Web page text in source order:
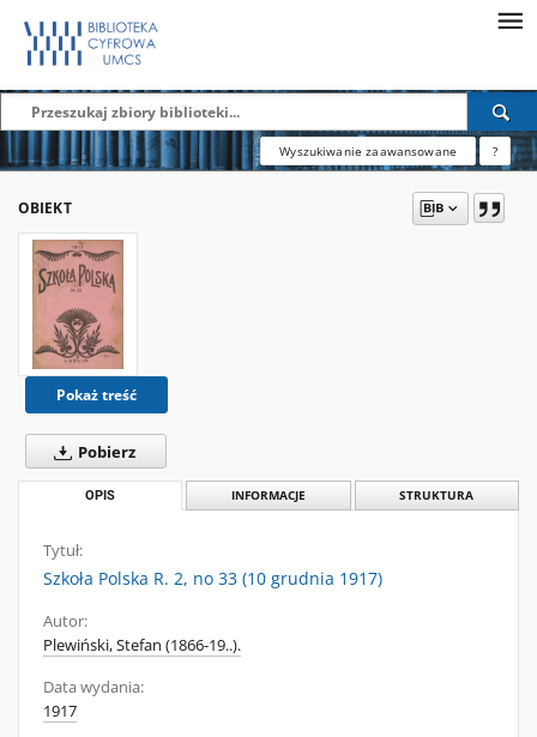
Wyszukiwanie zaawansowane ?
OBIEKT
Pokaż treść
Pobierz
OPIS INFORMACJE STRUKTURA
Tytuł:
Szkoła Polska R. 2, no 33 (10 grudnia 1917)
Autor:
Plewiński, Stefan (1866-19..).
Data wydania:
1917